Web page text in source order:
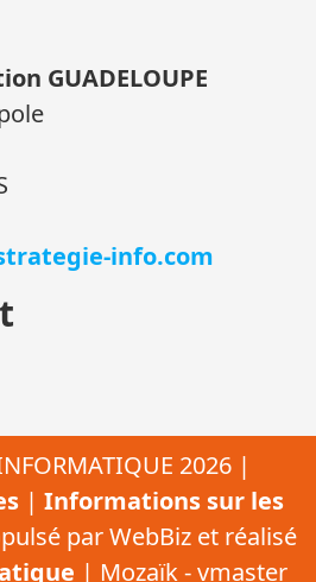
GUADELOUPE
info.com
2026 |
| Informations sur les
par WebBiz et réalisé
| Mozaïk - vmaster